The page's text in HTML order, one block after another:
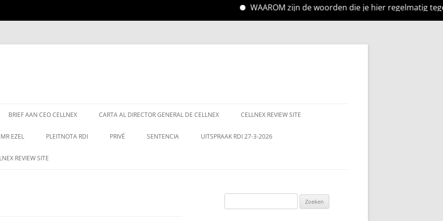
WAAROM zijn de woorden die je hier regelmatig tegen komt,
BRIEF AAN CEO CELLNEX CARTA AL DIRECTOR GENERAL DE CELLNEX CELLNEX REVIEW SITE
MR EZEL PLEITNOTA RDI PRIVÉ SENTENCIA UITSPRAAK RDI 27-3-2026
REVIEW SITE
naar: